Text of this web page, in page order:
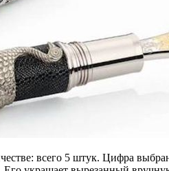
всего 5 штук. Цифра